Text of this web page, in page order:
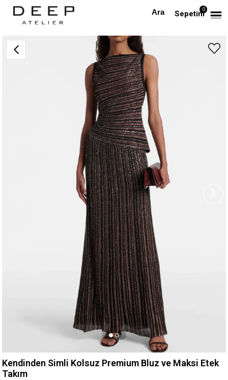
Sepetim0
Anasayfa PREMIUM Kendinden Simli Kolsuz Premium Bluz ve Maksi Etek Takım
Kendinden Simli Kolsuz Premium Bluz ve Maksi Etek
Takım